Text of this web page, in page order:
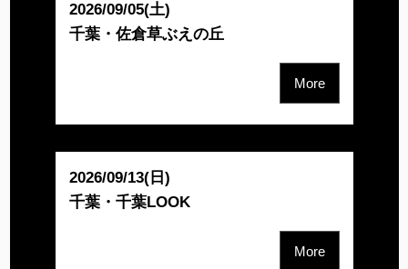
2026/09/05(土)
千葉・佐倉草ぶえの丘
More
2026/09/13(日)
千葉・千葉LOOK
More